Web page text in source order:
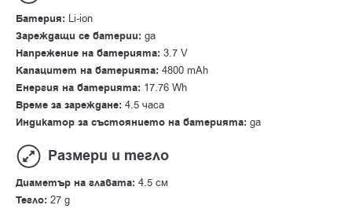
Батерия: Li-ion
Зареждащи се батерии: да
Напрежение на батерията: 3.7 V
Капацитет на батерията: 4800 mAh
Енергия на батерията: 17.76 Wh
Време за зареждане: 4.5 часа
Индикатор за състоянието на батерията: да
Размери и тегло
Диаметър на главата: 4.5 см
Тегло: 27 g